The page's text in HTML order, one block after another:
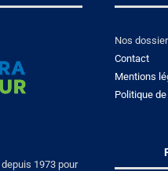
1973 pour
Nos
Contact
Mentions lé
Politique